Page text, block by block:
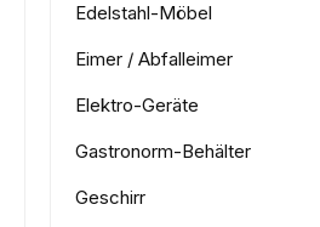
Edelstahl-Möbel
Eimer / Abfalleimer
Elektro-Geräte
Gastronorm-Behälter
Geschirr